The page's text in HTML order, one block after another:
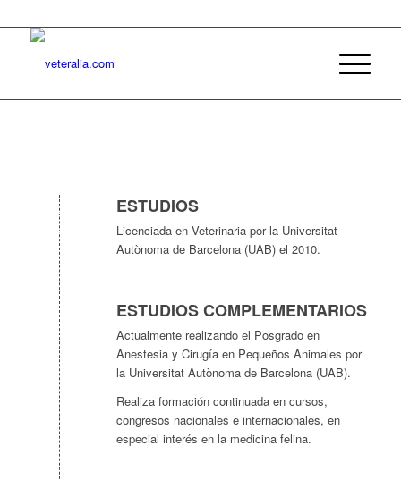
ESTUDIOS
Licenciada en Veterinaria por la Universitat
Autònoma de Barcelona (UAB) el 2010.
ESTUDIOS COMPLEMENTARIOS
Actualmente realizando el Posgrado en
Anestesia y Cirugía en Pequeños Animales por
la Universitat Autònoma de Barcelona (UAB).
Realiza formación continuada en cursos,
congresos nacionales e internacionales, en
especial interés en la medicina felina.